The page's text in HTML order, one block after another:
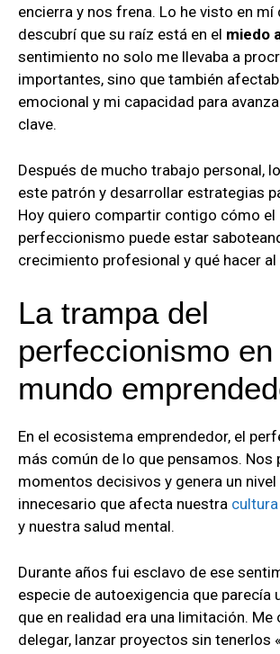
encierra y nos frena. Lo he visto en mí
descubrí que su raíz está en el miedo
sentimiento no solo me llevaba a
importantes, sino que también
emocional y mi capacidad para
clave.
Después de mucho trabajo personal,
este patrón y desarrollar estrategias
Hoy quiero compartir contigo cómo el
perfeccionismo puede estar
crecimiento profesional y qué hacer al
La trampa del
perfeccionismo en
mundo
En el ecosistema emprendedor, el
más común de lo que pensamos. Nos
momentos decisivos y genera un
innecesario que afecta nuestra cultura
y nuestra salud mental.
Durante años fui esclavo de ese
especie de autoexigencia que parecía
que en realidad era una limitación. Me
delegar, lanzar proyectos sin tenerlos